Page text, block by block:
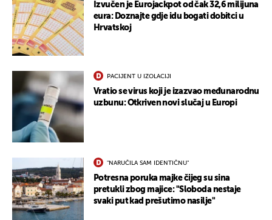
Izvučen je Eurojackpot od čak 32,6 milijuna
eura: Doznajte gdje idu bogati dobitci u
Hrvatskoj
PACIJENT U IZOLACIJI
Vratio se virus koji je izazvao međunarodnu
uzbunu: Otkriven novi slučaj u Europi
"NARUČILA SAM IDENTIČNU"
Potresna poruka majke čijeg su sina
pretukli zbog majice: "Sloboda nestaje
svaki put kad prešutimo nasilje"
UKLJUČITE NOTIFIKACIJE